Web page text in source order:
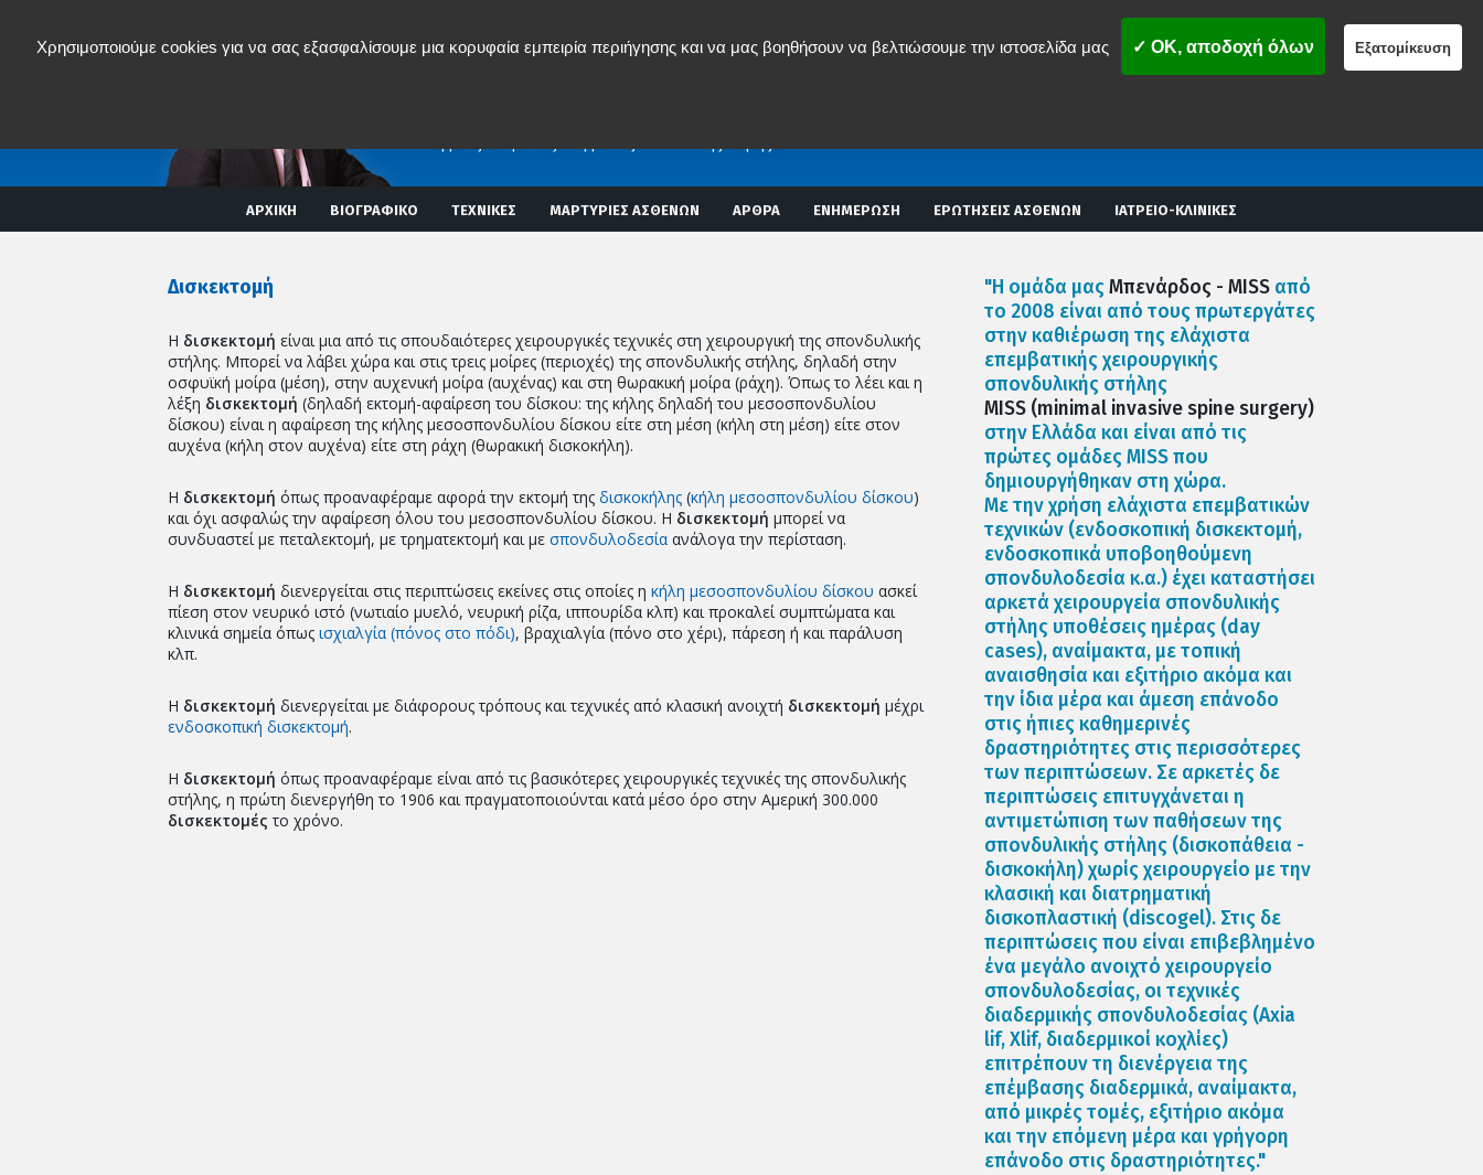
ΑΡΧΙΚΗ ΒΙΟΓΡΑΦΙΚΟ ΤΕΧΝΙΚΕΣ ΜΑΡΤΥΡΙΕΣ ΑΣΘΕΝΩΝ ΑΡΘΡΑ ΕΝΗΜΕΡΩΣΗ ΕΡΩΤΗΣΕΙΣ ΑΣΘΕΝΩΝ ΙΑΤΡΕΙΟ-ΚΛΙΝΙΚΕΣ
Δισκεκτομή
Η δισκεκτομή είναι μια από τις σπουδαιότερες χειρουργικές τεχνικές στη χειρουργική της σπονδυλικής
στήλης. Μπορεί να λάβει χώρα και στις τρεις μοίρες (περιοχές) της σπονδυλικής στήλης, δηλαδή στην
οσφυϊκή μοίρα (μέση), στην αυχενική μοίρα (αυχένας) και στη θωρακική μοίρα (ράχη). Όπως το λέει και η
λέξη δισκεκτομή (δηλαδή εκτομή-αφαίρεση του δίσκου: της κήλης δηλαδή του μεσοσπονδυλίου
δίσκου) είναι η αφαίρεση της κήλης μεσοσπονδυλίου δίσκου είτε στη μέση (κήλη στη μέση) είτε στον
αυχένα (κήλη στον αυχένα) είτε στη ράχη (θωρακική δισκοκήλη).
Η δισκεκτομή όπως προαναφέραμε αφορά την εκτομή της δισκοκήλης (κήλη μεσοσπονδυλίου δίσκου)
και όχι ασφαλώς την αφαίρεση όλου του μεσοσπονδυλίου δίσκου. Η δισκεκτομή μπορεί να
συνδυαστεί με πεταλεκτομή, με τρηματεκτομή και με σπονδυλοδεσία ανάλογα την περίσταση.
Η δισκεκτομή διενεργείται στις περιπτώσεις εκείνες στις οποίες η κήλη μεσοσπονδυλίου δίσκου ασκεί
πίεση στον νευρικό ιστό (νωτιαίο μυελό, νευρική ρίζα, ιππουρίδα κλπ) και προκαλεί συμπτώματα και
κλινικά σημεία όπως ισχιαλγία (πόνος στο πόδι), βραχιαλγία (πόνο στο χέρι), πάρεση ή και παράλυση
κλπ.
Η δισκεκτομή διενεργείται με διάφορους τρόπους και τεχνικές από κλασική ανοιχτή δισκεκτομή μέχρι
ενδοσκοπική δισκεκτομή.
Η δισκεκτομή όπως προαναφέραμε είναι από τις βασικότερες χειρουργικές τεχνικές της σπονδυλικής
στήλης, η πρώτη διενεργήθη το 1906 και πραγματοποιούνται κατά μέσο όρο στην Αμερική 300.000
δισκεκτομές το χρόνο.
"Η ομάδα μαςΜπενάρδος - MISS από
το 2008 είναι από τους πρωτεργάτες
στην καθιέρωση της ελάχιστα
επεμβατικής χειρουργικής
σπονδυλικής στήλης
MISS (minimal invasive spine surgery)
στην Ελλάδα και είναι από τις
πρώτες ομάδες MISS που
δημιουργήθηκαν στη χώρα.
Με την χρήση ελάχιστα επεμβατικών
τεχνικών (ενδοσκοπική δισκεκτομή,
ενδοσκοπικά υποβοηθούμενη
σπονδυλοδεσία κ.α.) έχει καταστήσει
αρκετά χειρουργεία σπονδυλικής
στήλης υποθέσεις ημέρας (day
cases), αναίμακτα, με τοπική
αναισθησία και εξιτήριο ακόμα και
την ίδια μέρα και άμεση επάνοδο
στις ήπιες καθημερινές
δραστηριότητες στις περισσότερες
των περιπτώσεων. Σε αρκετές δε
περιπτώσεις επιτυγχάνεται η
αντιμετώπιση των παθήσεων της
σπονδυλικής στήλης (δισκοπάθεια -
δισκοκήλη) χωρίς χειρουργείο με την
κλασική και διατρηματική
δισκοπλαστική (discogel). Στις δε
περιπτώσεις που είναι επιβεβλημένο
ένα μεγάλο ανοιχτό χειρουργείο
σπονδυλοδεσίας, οι τεχνικές
διαδερμικής σπονδυλοδεσίας (Axia
lif, Xlif, διαδερμικοί κοχλίες)
επιτρέπουν τη διενέργεια της
επέμβασης διαδερμικά, αναίμακτα,
από μικρές τομές, εξιτήριο ακόμα
και την επόμενη μέρα και γρήγορη
επάνοδο στις δραστηριότητες."
Χρησιμοποιούμε cookies για να σας εξασφαλίσουμε μια κορυφαία εμπειρία περιήγησης και να μας βοηθήσουν να βελτιώσουμε την ιστοσελίδα μας ✓ OK, αποδοχή όλων Εξατομίκευση